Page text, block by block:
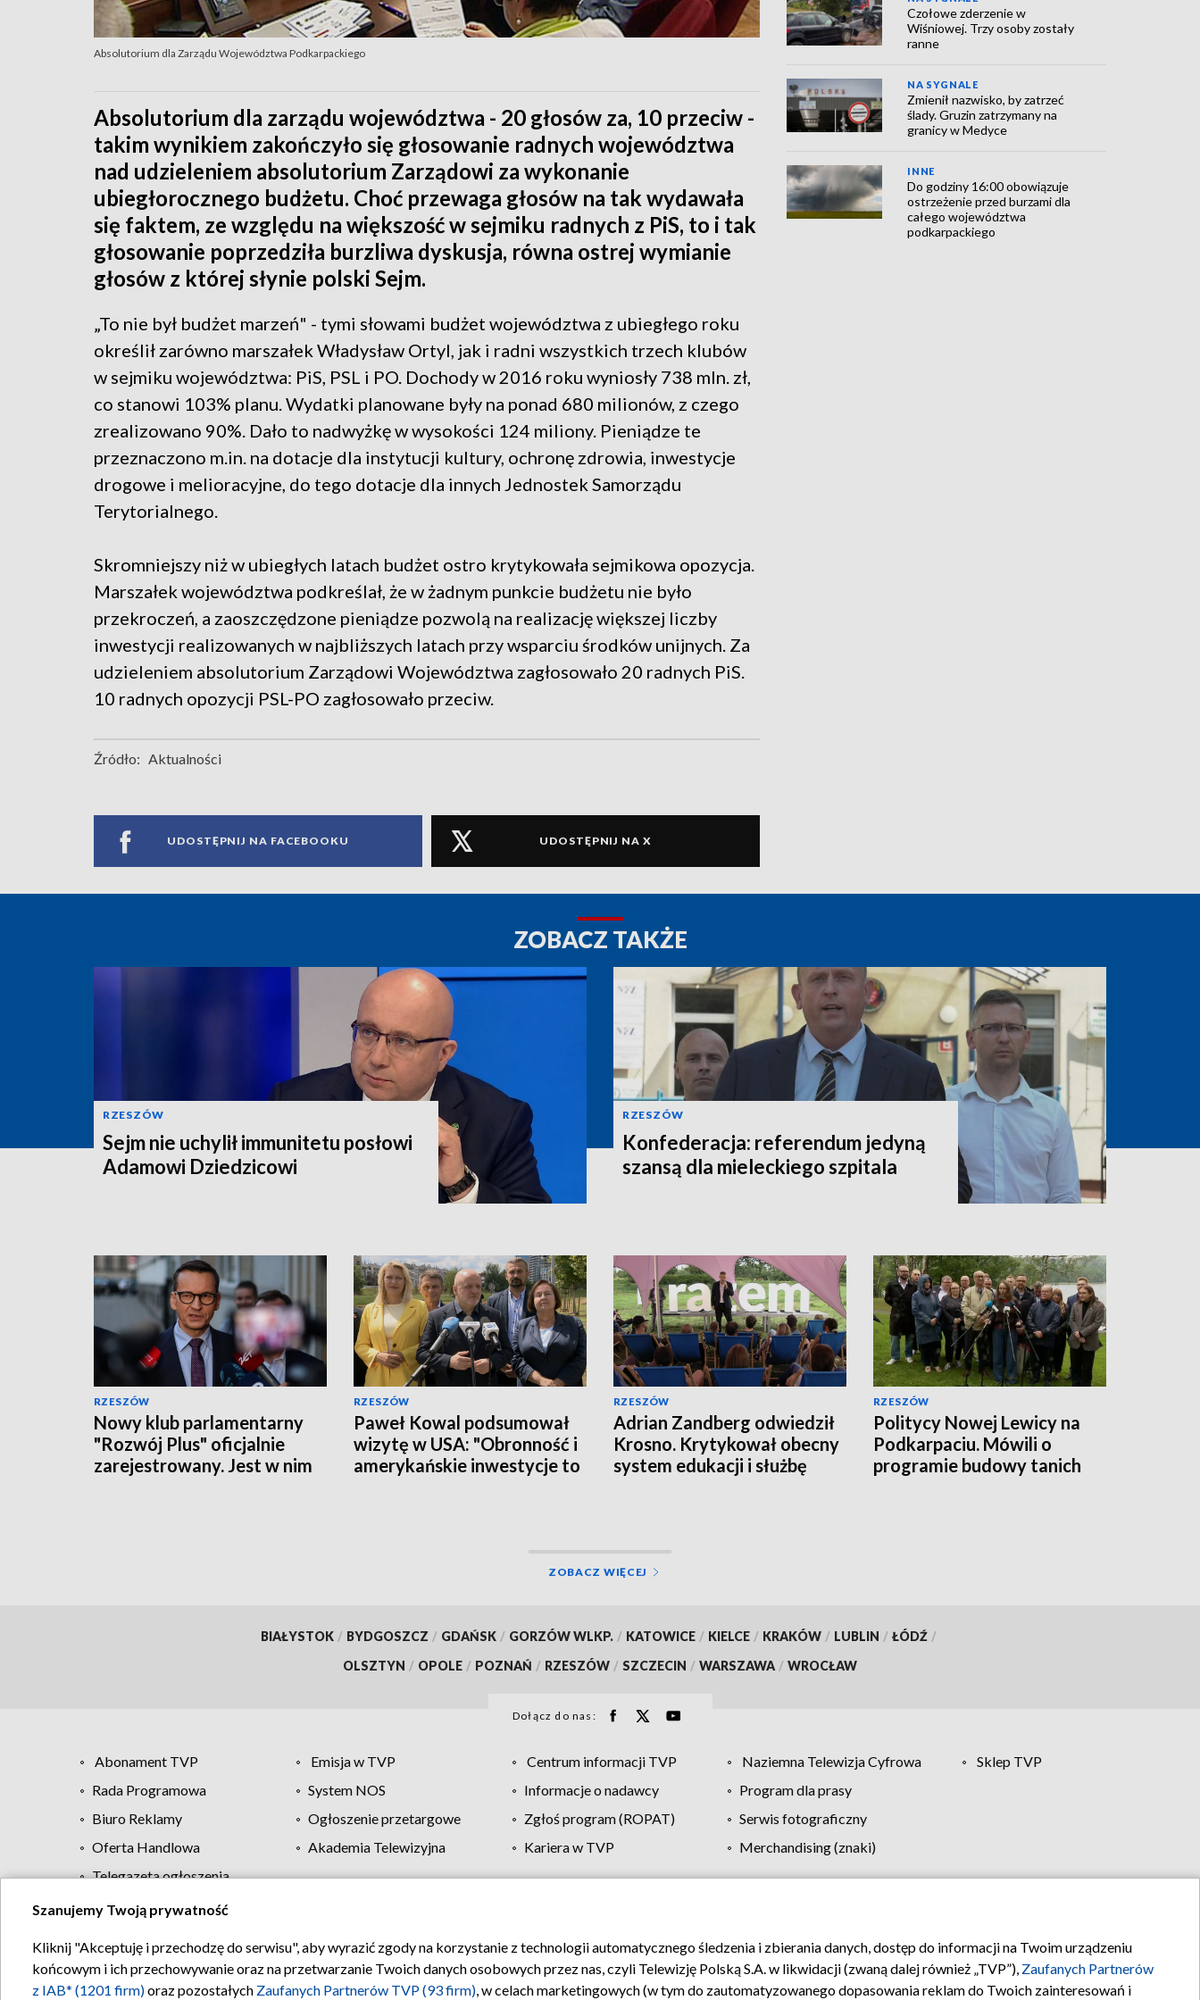
Absolutorium dla Zarządu Województwa Podkarpackiego
Absolutorium dla zarządu województwa - 20 głosów za, 10 przeciw -
takim wynikiem zakończyło się głosowanie radnych województwa
nad udzieleniem absolutorium Zarządowi za wykonanie
ubiegłorocznego budżetu. Choć przewaga głosów na tak wydawała
się faktem, ze względu na większość w sejmiku radnych z PiS, to i tak
głosowanie poprzedziła burzliwa dyskusja, równa ostrej wymianie
głosów z której słynie polski Sejm.
„To nie był budżet marzeń" - tymi słowami budżet województwa z ubiegłego roku
określił zarówno marszałek Władysław Ortyl, jak i radni wszystkich trzech klubów
w sejmiku województwa: PiS, PSL i PO. Dochody w 2016 roku wyniosły 738 mln. zł,
co stanowi 103% planu. Wydatki planowane były na ponad 680 milionów, z czego
zrealizowano 90%. Dało to nadwyżkę w wysokości 124 miliony. Pieniądze te
przeznaczono m.in. na dotacje dla instytucji kultury, ochronę zdrowia, inwestycje
drogowe i melioracyjne, do tego dotacje dla innych Jednostek Samorządu
Terytorialnego.
Skromniejszy niż w ubiegłych latach budżet ostro krytykowała sejmikowa opozycja.
Marszałek województwa podkreślał, że w żadnym punkcie budżetu nie było
przekroczeń, a zaoszczędzone pieniądze pozwolą na realizację większej liczby
inwestycji realizowanych w najbliższych latach przy wsparciu środków unijnych. Za
udzieleniem absolutorium Zarządowi Województwa zagłosowało 20 radnych PiS.
10 radnych opozycji PSL-PO zagłosowało przeciw.
Źródło: Aktualności
UDOSTĘPNIJ NA FACEBOOKU UDOSTĘPNIJ NA X
Czołowe zderzenie w
Wiśniowej. Trzy osoby zostały
ranne
NA SYGNALE
Zmienił nazwisko, by zatrzeć
ślady. Gruzin zatrzymany na
granicy w Medyce
INNE
Do godziny 16:00 obowiązuje
ostrzeżenie przed burzami dla
całego województwa
podkarpackiego
ZOBACZ TAKŻE
RZESZÓW
Sejm nie uchylił immunitetu posłowi
Adamowi Dziedzicowi
RZESZÓW
Konfederacja: referendum jedyną
szansą dla mieleckiego szpitala
RZESZÓW
Nowy klub parlamentarny
"Rozwój Plus" oficjalnie
zarejestrowany. Jest w nim
RZESZÓW
Paweł Kowal podsumował
wizytę w USA: "Obronność i
amerykańskie inwestycje to
RZESZÓW
Adrian Zandberg odwiedził
Krosno. Krytykował obecny
system edukacji i służbę
RZESZÓW
Politycy Nowej Lewicy na
Podkarpaciu. Mówili o
programie budowy tanich
ZOBACZ WIĘCEJ
BIAŁYSTOK / BYDGOSZCZ / GDAŃSK / GORZÓW WLKP. / KATOWICE / KIELCE / KRAKÓW / LUBLIN / ŁÓDŹ /
OLSZTYN / OPOLE / POZNAŃ / RZESZÓW / SZCZECIN / WARSZAWA / WROCŁAW
Dołącz do nas:
Abonament TVP Emisja w TVP Centrum informacji TVP Naziemna Telewizja Cyfrowa
Sklep TVP
Rada Programowa
System NOS Informacje o nadawcy
Program dla prasy
Biuro Reklamy
Ogłoszenie przetargowe Zgłoś program (ROPAT)
Serwis fotograficzny
Oferta Handlowa
Akademia Telewizyjna Kariera w TVP
Merchandising (znaki)
Telegazeta ogłoszenia
Regulamin TVP Polityka prywatności Moje zgody Pomoc Biuro reklamy Kontakt
Szanujemy Twoją prywatność
Kliknij "Akceptuję i przechodzę do serwisu", aby wyrazić zgody na korzystanie z technologii automatycznego śledzenia i zbierania danych, dostęp do informacji na Twoim urządzeniu
końcowym i ich przechowywanie oraz na przetwarzanie Twoich danych osobowych przez nas, czyli Telewizję Polską S.A. w likwidacji (zwaną dalej również „TVP”), Zaufanych Partnerów
z IAB* (1201 firm)oraz pozostałych Zaufanych Partnerów TVP (93 firm), w celach marketingowych (w tym do zautomatyzowanego dopasowania reklam do Twoich zainteresowań i